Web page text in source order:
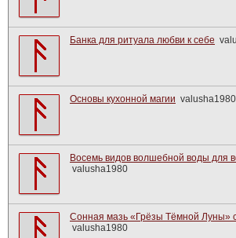
Банка для ритуала любви к себе
Основы кухонной магии valusha1980
Восемь видов волшебной воды для
valusha1980
Сонная мазь «Грёзы Тёмной Луны»
valusha1980